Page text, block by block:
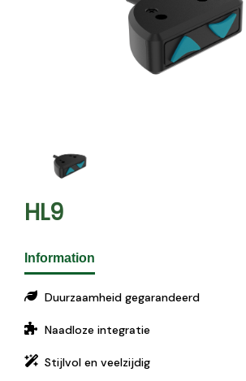
HL9
Information
Duurzaamheid gegarandeerd
Naadloze integratie
Stijlvol en veelzijdig